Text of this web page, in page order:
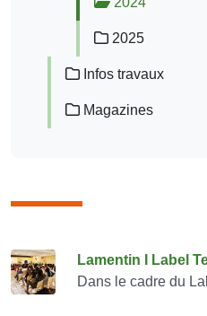
2025
Infos travaux
Magazines
ConsulterLamentin I Label
Dans le cadre du